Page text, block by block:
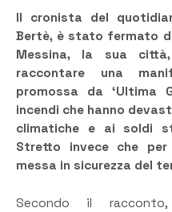
Il cronista del
Bertè, è stato fermato
Messina, la sua
raccontare una
promossa da ‘Ultima
incendi che hanno
climatiche e ai soldi
Stretto invece che
messa in sicurezza del
Secondo il